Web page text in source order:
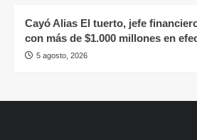
Cayó Alias El tuerto, jefe
con más de $1.000 millones en
5 agosto, 2026